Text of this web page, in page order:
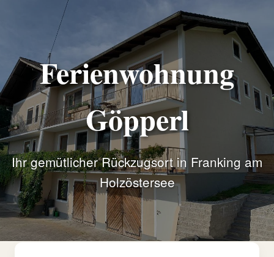
Ferienwohnung
Göpperl
Ihr gemütlicher Rückzugsort in Franking am
Holzöstersee